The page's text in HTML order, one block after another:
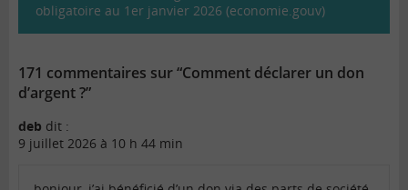
obligatoire au 1er janvier 2026 (economie.gouv)
171 commentaires sur “Comment déclarer un don
d’argent ?”
deb dit :
9 juillet 2026 à 10 h 44 min